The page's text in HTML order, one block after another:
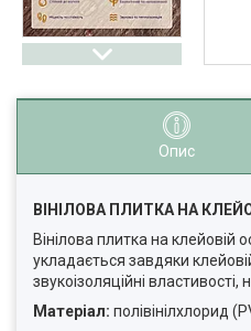
Опис
ВІНІЛОВА ПЛИТКА НА
Вінілова плитка на клейовій
укладається завдяки
звукоізоляційні
Матеріал: полівінілхлорид